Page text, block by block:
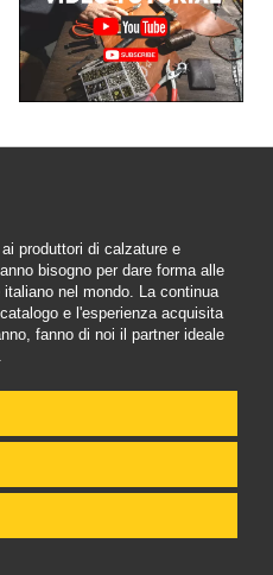
produttori di calzature e
bisogno per dare forma alle
nel mondo. La continua
e l'esperienza acquisita
fanno di noi il partner ideale